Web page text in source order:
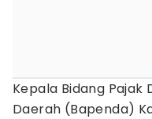
Kepala Bidang
Daerah (Bapenda)